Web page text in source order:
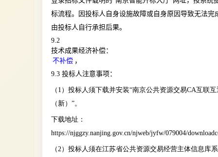
标流程。因投标人自身设施故障或自身原因导致无法完
由投标人自行承担后果。
9.2
技术成果经济补偿：
不补偿 ，
9.3投标人注意事项：
（1）投标人须下载并安装“南京公共资源交易CA互联
（新）”。
下载地址：
https://njggzy.nanjing.gov.cn/njweb/jyfw/079004/
（2）投标人须在江苏省公共资源交易经营主体信息库